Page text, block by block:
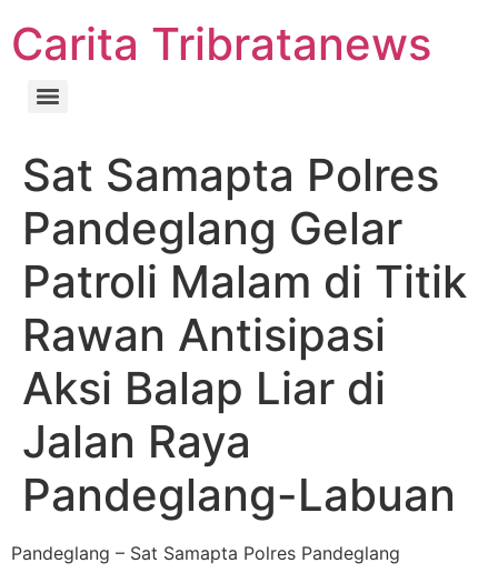
Carita Tribratanews
Sat Samapta Polres
Pandeglang Gelar
Patroli Malam di Titik
Rawan Antisipasi
Aksi Balap Liar di
Jalan Raya
Pandeglang-Labuan
Pandeglang – Sat Samapta Polres Pandeglang